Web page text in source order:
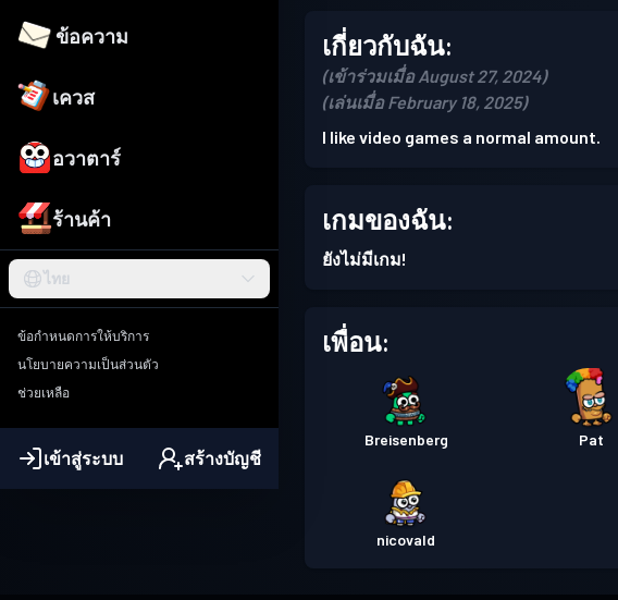
ข้อความ
เควส
อวาตาร์
ร้านค้า
ไทย
ข้อกำหนดการให้บริการ
นโยบายความเป็นส่วนตัว
ช่วยเหลือ
เข้าสู่ระบบ สร้างบัญชี
เกี่ยวกับฉัน:
(เข้าร่วมเมื่อ August 27, 2024)
(เล่นเมื่อ February 18, 2025)
I like video games a normal amount.
เกมของฉัน:
ยังไม่มีเกม!
เพื่อน:
Breisenberg Pat
nicovald